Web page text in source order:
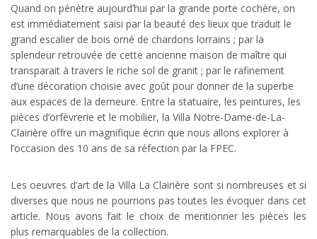
Quand on pénètre aujourd’hui par la grande porte cochère, on
est immédiatement saisi par la beauté des lieux que traduit le
grand escalier de bois orné de chardons lorrains ; par la
splendeur retrouvée de cette ancienne maison de maître qui
transparait à travers le riche sol de granit ; par le rafinement
d’une décoration choisie avec goût pour donner de la superbe
aux espaces de la demeure. Entre la statuaire, les peintures, les
pièces d’orfèvrerie et le mobilier, la Villa Notre-Dame-de-La-
Clairière offre un magnifique écrin que nous allons explorer à
l’occasion des 10 ans de sa réfection par la FPEC.
Les oeuvres d’art de la Villa La Clairière sont si nombreuses et si
diverses que nous ne pourrions pas toutes les évoquer dans cet
article. Nous avons fait le choix de mentionner les pièces les
plus remarquables de la collection.